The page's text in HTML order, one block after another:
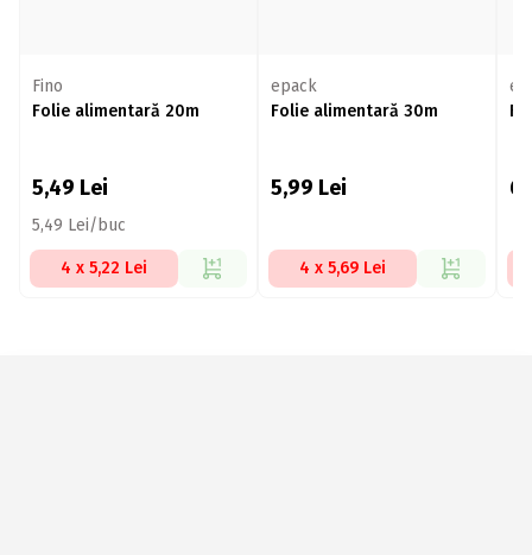
Fino
Folie alimentară 20m
5,49 Lei
5,49 Lei/buc
4 x 5,22 Lei
epack
Folie alimentară 30m
5,99 Lei
4 x 5,69 Lei